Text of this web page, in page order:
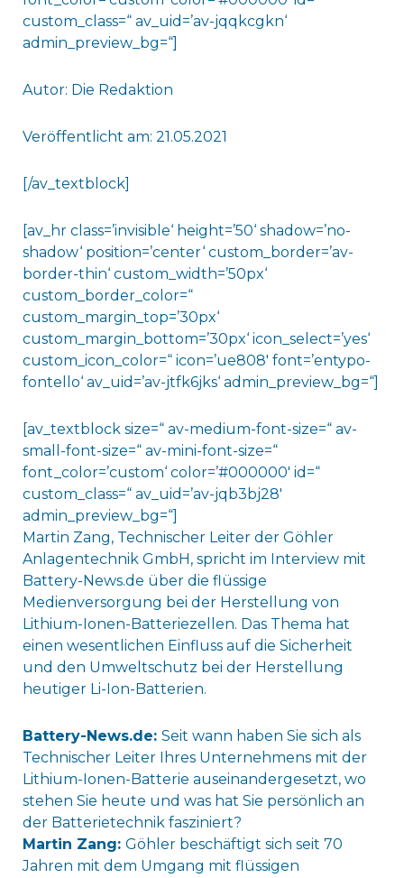
custom_class=“ av_uid=’av-jqqkcgkn‘
admin_preview_bg=“]
Autor: Die Redaktion
Veröffentlicht am: 21.05.2021
[/av_textblock]
[av_hr class=’invisible‘ height=’50‘ shadow=’no-
shadow‘ position=’center‘ custom_border=’av-
border-thin‘ custom_width=’50px‘
custom_border_color=“
custom_margin_top=’30px‘
custom_margin_bottom=’30px‘ icon_select=’yes‘
custom_icon_color=“ icon=’ue808′ font=’entypo-
fontello‘ av_uid=’av-jtfk6jks‘ admin_preview_bg=“]
[av_textblock size=“ av-medium-font-size=“ av-
small-font-size=“ av-mini-font-size=“
font_color=’custom‘ color=’#000000′ id=“
custom_class=“ av_uid=’av-jqb3bj28′
admin_preview_bg=“]
Martin Zang, Technischer Leiter der Göhler
Anlagentechnik GmbH, spricht im Interview mit
Battery-News.de über die flüssige
Medienversorgung bei der Herstellung von
Lithium-Ionen-Batteriezellen. Das Thema hat
einen wesentlichen Einfluss auf die Sicherheit
und den Umweltschutz bei der Herstellung
heutiger Li-Ion-Batterien.
Battery-News.de: Seit wann haben Sie sich als
Technischer Leiter Ihres Unternehmens mit der
Lithium-Ionen-Batterie auseinandergesetzt, wo
stehen Sie heute und was hat Sie persönlich an
der Batterietechnik fasziniert?
Martin Zang: Göhler beschäftigt sich seit 70
Jahren mit dem Umgang mit flüssigen